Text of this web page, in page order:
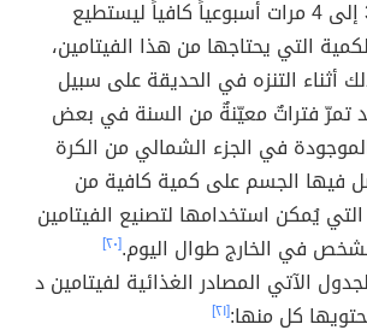
10 دقائق من 3 إلى 4 مرات أسبوعياً كافياً ليستطيع
التي يحتاجها من هذا الفيتامين،
أثناء التنزه في الحديقة على سبيل
تمرّ فتراتٌ معيّنةٌ من السنة في بعض
في الجزء الشمالي من الكرة
فيها الجسم على كمية كافية من
يُمكن استخدامها لتصنيع الفيتامين
في الخارج طوال اليوم.[٢٠]
الآتي المصادر الغذائية لفيتامين د
كل منها:[٢١]